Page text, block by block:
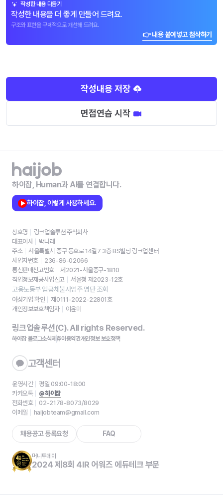
작성한 내용 다듬기
작성한 내용을 더 좋게 만들어 드려요.
구조와 표현을 구체적으로 개선해 드려요.
👉 내용 붙여넣고 첨삭하기
작성내용 저장
면접연습 시작
하이잡, Human과 AI를 연결합니다.
하이잡, 이렇게 사용하세요.
상호명
링크업솔루션 주식회사
대표이사
박나래
주소
서울특별시 중구 동호로 14길7 3층 BS빌딩 링크업센터
사업자번호
236-86-02066
통신판매신고번호
제2021-서울중구-1810
직업정보제공사업신고
서울청 제2023-12호
고용노동부 임금체불사업주 명단 조회
여성기업 확인
제0111-2022-22801호
개인정보보호책임자
이윤미
링크업솔루션(C). All rights Reserved.
하이잡 블로그소식제휴이용약관개인정보 보호정책
고객센터
운영시간
평일 09:00-18:00
카카오톡
@하이잡
전화번호
02-2178-8073/8029
이메일
haijobteam@gmail.com
채용공고 등록요청 FAQ
머니투데이
2024 제8회 4IR 어워즈 에듀테크 부문